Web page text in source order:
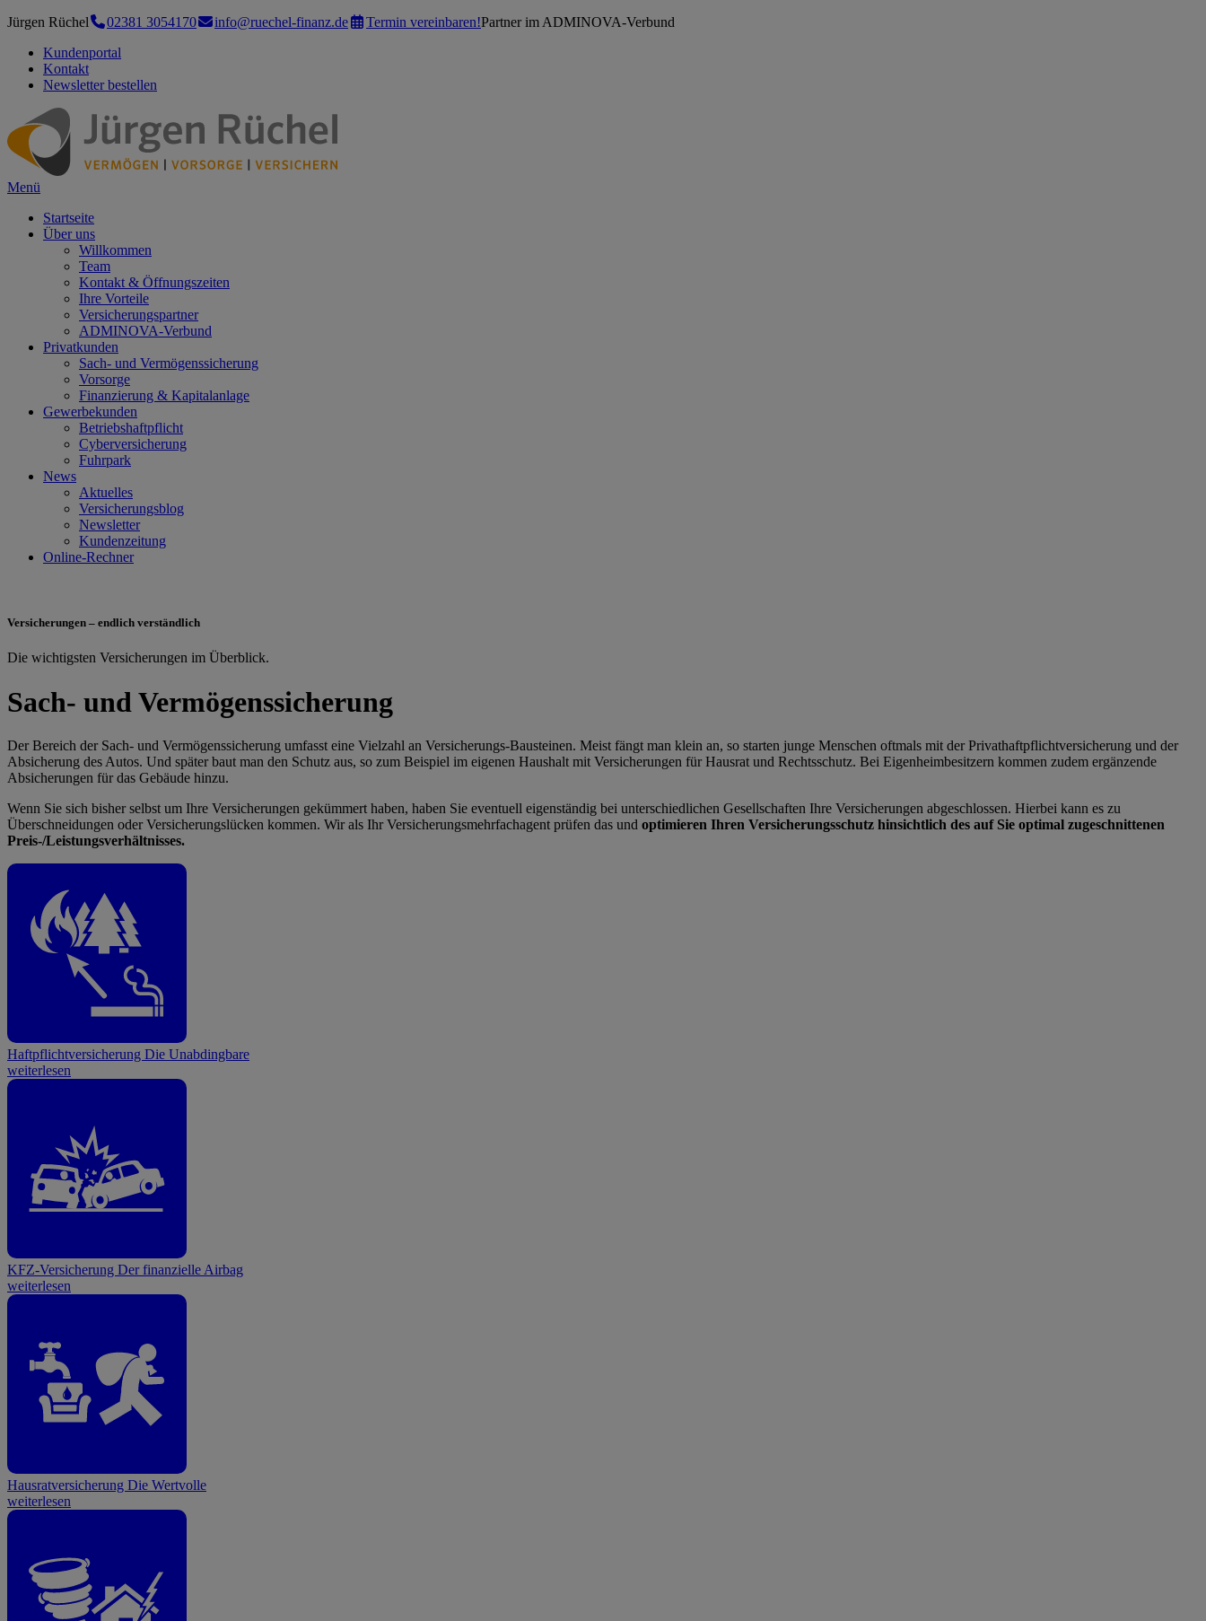
Jürgen Rüchel 02381 3054170 info@ruechel-finanz.de Termin vereinbaren!Partner im ADMINOVA-Verbund
Kundenportal
Kontakt
Newsletter bestellen
Menü
Startseite
Über uns
Willkommen
Team
Kontakt & Öffnungszeiten
Ihre Vorteile
Versicherungspartner
ADMINOVA-Verbund
Privatkunden
Sach- und Vermögenssicherung
Vorsorge
Finanzierung & Kapitalanlage
Gewerbekunden
Betriebshaftpflicht
Cyberversicherung
Fuhrpark
News
Aktuelles
Versicherungsblog
Newsletter
Kundenzeitung
Online-Rechner
Versicherungen – endlich verständlich
Die wichtigsten Versicherungen im Überblick.
Sach- und Vermögenssicherung
Der Bereich der Sach- und Vermögenssicherung umfasst eine Vielzahl an Versicherungs-Bausteinen. Meist fängt man klein an, so starten junge Menschen oftmals mit der Privathaftpflichtversicherung und der
Absicherung des Autos. Und später baut man den Schutz aus, so zum Beispiel im eigenen Haushalt mit Versicherungen für Hausrat und Rechtsschutz. Bei Eigenheimbesitzern kommen zudem ergänzende
Absicherungen für das Gebäude hinzu.
Wenn Sie sich bisher selbst um Ihre Versicherungen gekümmert haben, haben Sie eventuell eigenständig bei unterschiedlichen Gesellschaften Ihre Versicherungen abgeschlossen. Hierbei kann es zu
Überschneidungen oder Versicherungslücken kommen. Wir als Ihr Versicherungsmehrfachagent prüfen das und optimieren Ihren Versicherungsschutz hinsichtlich des auf Sie optimal zugeschnittenen
Preis-/Leistungsverhältnisses.
Haftpflichtversicherung Die Unabdingbare
weiterlesen
KFZ-Versicherung Der finanzielle Airbag
weiterlesen
Hausratversicherung Die Wertvolle
weiterlesen